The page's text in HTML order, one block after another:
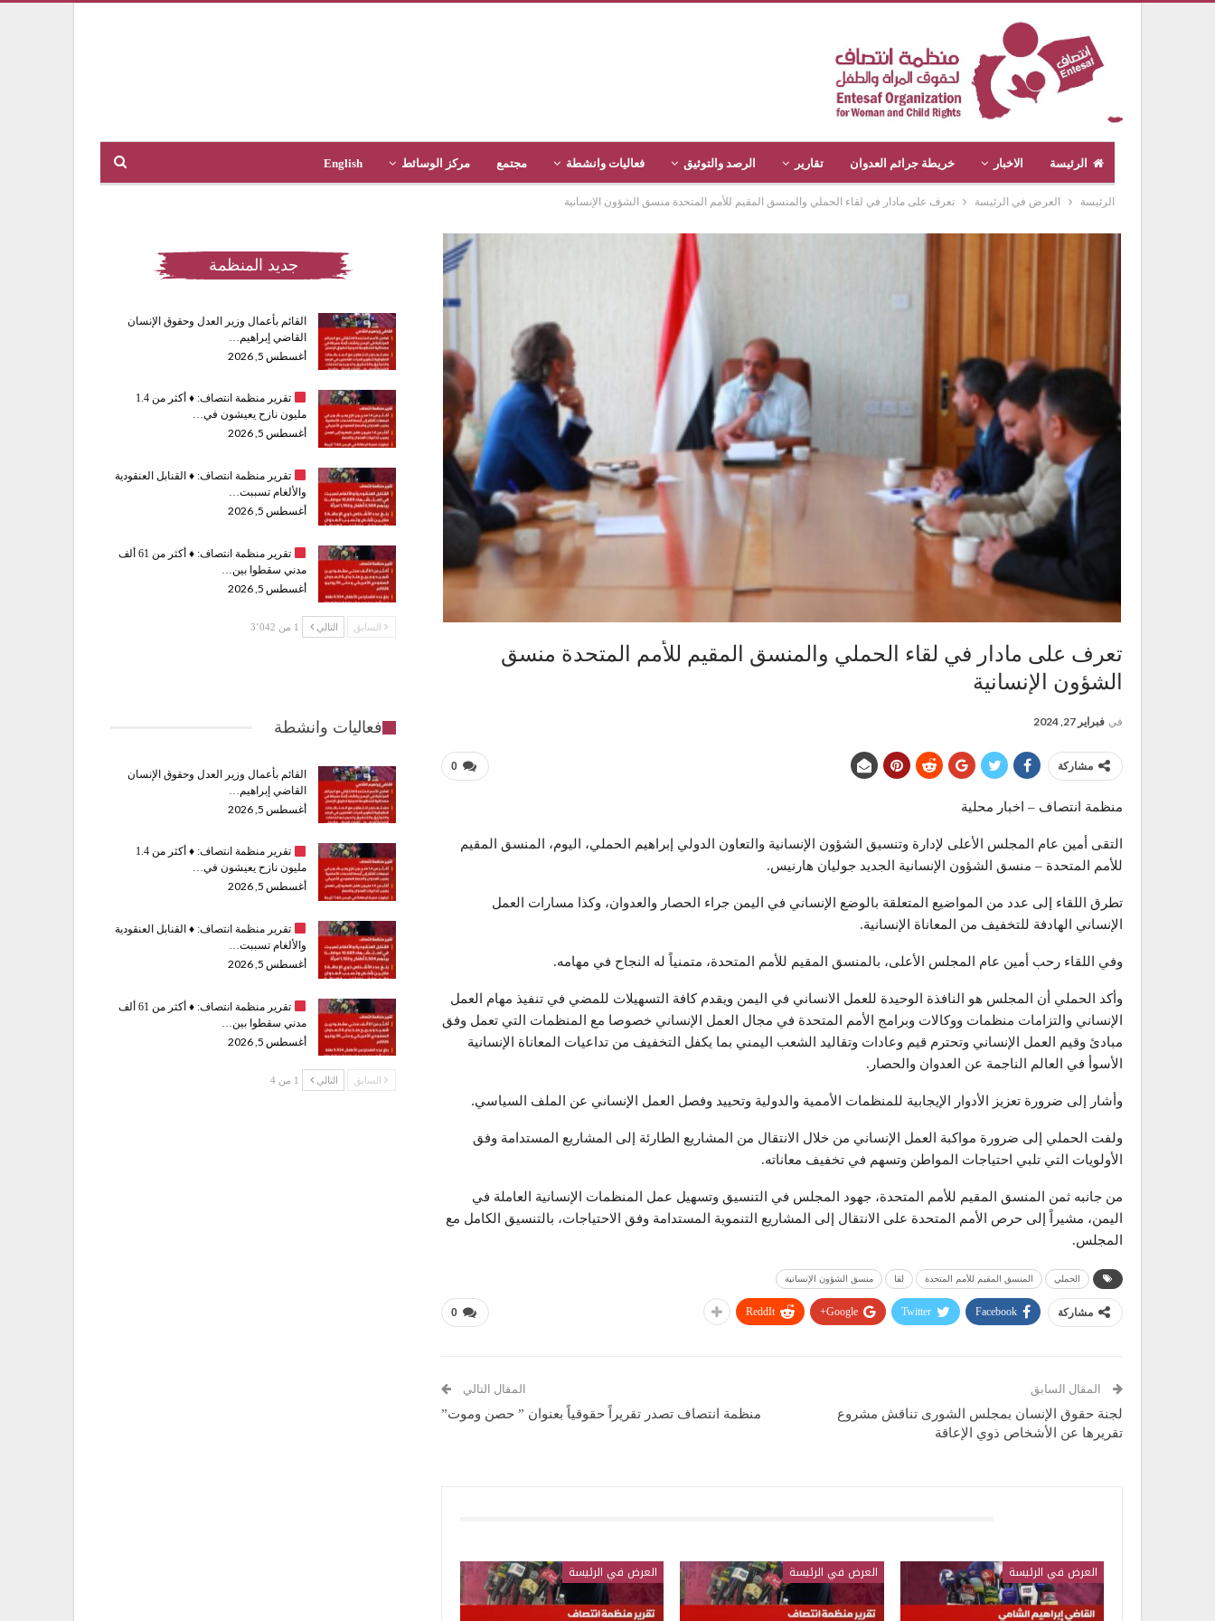
الرئيسة الاخبار خريطة جرائم العدوان تقارير الرصد والتوثيق فعاليات وانشطة مجتمع مركز الوسائط English
الرئيسة العرض في الرئيسة تعرف على مادار في لقاء الحملي والمنسق المقيم للأمم المتحدة منسق الشؤون الإنسانية
تعرف على مادار في لقاء الحملي والمنسق المقيم للأمم المتحدة منسق
الشؤون الإنسانية
في فبراير 27, 2024
0 مشاركة
منظمة انتصاف – اخبار محلية
التقى أمين عام المجلس الأعلى لإدارة وتنسيق الشؤون الإنسانية والتعاون الدولي إبراهيم الحملي، اليوم، المنسق المقيم
للأمم المتحدة – منسق الشؤون الإنسانية الجديد جوليان هارنيس.
تطرق اللقاء إلى عدد من المواضيع المتعلقة بالوضع الإنساني في اليمن جراء الحصار والعدوان، وكذا مسارات العمل
الإنساني الهادفة للتخفيف من المعاناة الإنسانية.
وفي اللقاء رحب أمين عام المجلس الأعلى، بالمنسق المقيم للأمم المتحدة، متمنياً له النجاح في مهامه.
وأكد الحملي أن المجلس هو النافذة الوحيدة للعمل الانساني في اليمن ويقدم كافة التسهيلات للمضي في تنفيذ مهام العمل
الإنساني والتزامات منظمات ووكالات وبرامج الأمم المتحدة في مجال العمل الإنساني خصوصا مع المنظمات التي تعمل وفق
مبادئ وقيم العمل الإنساني وتحترم قيم وعادات وتقاليد الشعب اليمني بما يكفل التخفيف من تداعيات المعاناة الإنسانية
الأسوأ في العالم الناجمة عن العدوان والحصار.
وأشار إلى ضرورة تعزيز الأدوار الإيجابية للمنظمات الأممية والدولية وتحييد وفصل العمل الإنساني عن الملف السياسي.
ولفت الحملي إلى ضرورة مواكبة العمل الإنساني من خلال الانتقال من المشاريع الطارئة إلى المشاريع المستدامة وفق
الأولويات التي تلبي احتياجات المواطن وتسهم في تخفيف معاناته.
من جانبه ثمن المنسق المقيم للأمم المتحدة، جهود المجلس في التنسيق وتسهيل عمل المنظمات الإنسانية العاملة في
اليمن، مشيراً إلى حرص الأمم المتحدة على الانتقال إلى المشاريع التنموية المستدامة وفق الاحتياجات، بالتنسيق الكامل مع
المجلس.
الحملي المنسق المقيم للأمم المتحدة لقا منسق الشؤون الإنسانية
0 مشاركة Facebook
Twitter
Google+
ReddIt
المقال السابق
لجنة حقوق الإنسان بمجلس الشورى تناقش مشروع
تقريرها عن الأشخاص ذوي الإعاقة
المقال التالي
منظمة انتصاف تصدر تقريراً حقوقياً بعنوان ” حصن وموت”
العرض في الرئيسة العرض في الرئيسة العرض في الرئيسة
جديد المنظمة
القائم بأعمال وزير العدل وحقوق الإنسان
القاضي إبراهيم…
أغسطس 5, 2026
تقرير منظمة انتصاف: ♦️
أكثر من 1.4
مليون نازح يعيشون في…
أغسطس 5, 2026
تقرير منظمة انتصاف: ♦️القنابل العنقودية
والألغام تسببت…
أغسطس 5, 2026
تقرير منظمة انتصاف: ♦️
أكثر من 61 ألف
مدني سقطوا بين…
أغسطس 5, 2026
السابق التالي 1 من 3٬042
فعاليات وانشطة
القائم بأعمال وزير العدل وحقوق الإنسان
القاضي إبراهيم…
أغسطس 5, 2026
تقرير منظمة انتصاف: ♦️
أكثر من 1.4
مليون نازح يعيشون في…
أغسطس 5, 2026
تقرير منظمة انتصاف: ♦️القنابل العنقودية
والألغام تسببت…
أغسطس 5, 2026
تقرير منظمة انتصاف: ♦️
أكثر من 61 ألف
مدني سقطوا بين…
أغسطس 5, 2026
السابق التالي 1 من 4